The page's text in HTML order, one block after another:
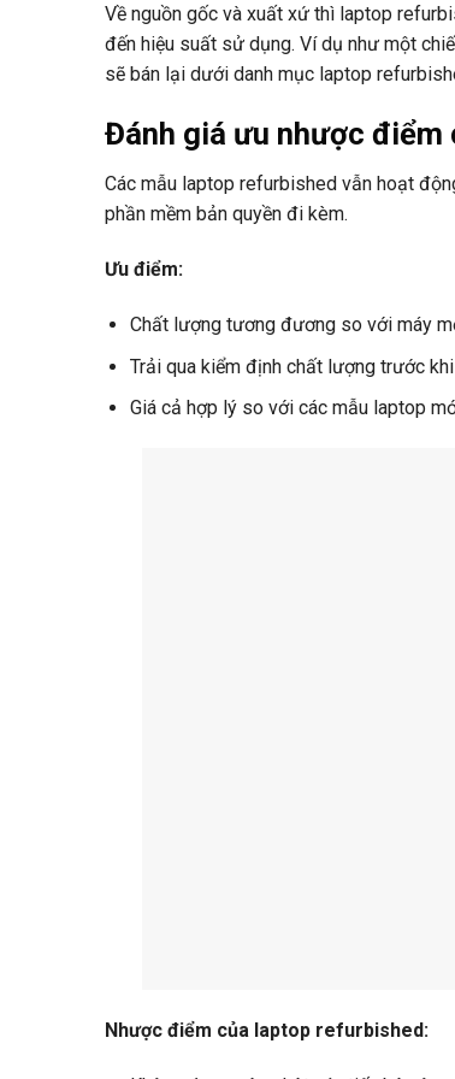
Về nguồn gốc và xuất xứ thì laptop
đến hiệu suất sử dụng. Ví dụ như một
sẽ bán lại dưới danh mục laptop
Đánh giá ưu nhược
Các mẫu laptop refurbished vẫn hoạt
phần mềm bản quyền đi kèm.
Ưu điểm:
Chất lượng tương đương so với máy
Trải qua kiểm định chất lượng trước
Giá cả hợp lý so với các mẫu laptop
Nhược điểm của laptop refurbished: